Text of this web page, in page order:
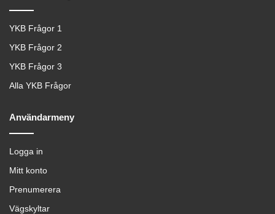
YKB Frågor 1
YKB Frågor 2
YKB Frågor 3
Alla YKB Frågor
Användarmeny
Logga in
Mitt konto
Prenumerera
Vägskyltar